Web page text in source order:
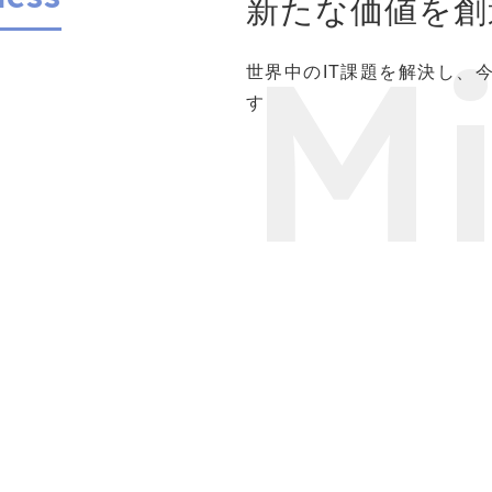
新たな価値を
世界中のIT課題を解決し、
す